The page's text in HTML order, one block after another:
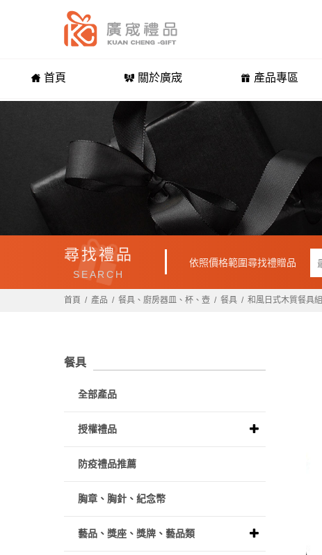
首頁 關於廣宬 產品專區
尋找禮品
SEARCH
依照價格範圍尋找禮贈品
首頁 產品 餐具、廚房器皿、杯、壺 餐具 和風日式木質餐具組
餐具
全部產品
授權禮品
防疫禮品推薦
胸章、胸針、紀念幣
藝品、獎座、獎牌、藝品類